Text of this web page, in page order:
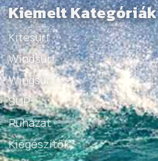
Kiemelt Kategóriák
Kitesurf
Windsurf
Wingsurf
SUP
Ruházat
Kiegészítők